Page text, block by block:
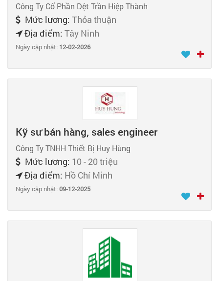
Công Ty Cổ Phần Dệt Trần Hiệp Thành
Mức lương: Thỏa thuận
Địa điểm: Tây Ninh
Ngày cập nhật: 12-02-2026
Kỹ sư bán hàng, sales engineer
Công Ty TNHH Thiết Bị Huy Hùng
Mức lương: 10 - 20 triệu
Địa điểm: Hồ Chí Minh
Ngày cập nhật:09-12-2025